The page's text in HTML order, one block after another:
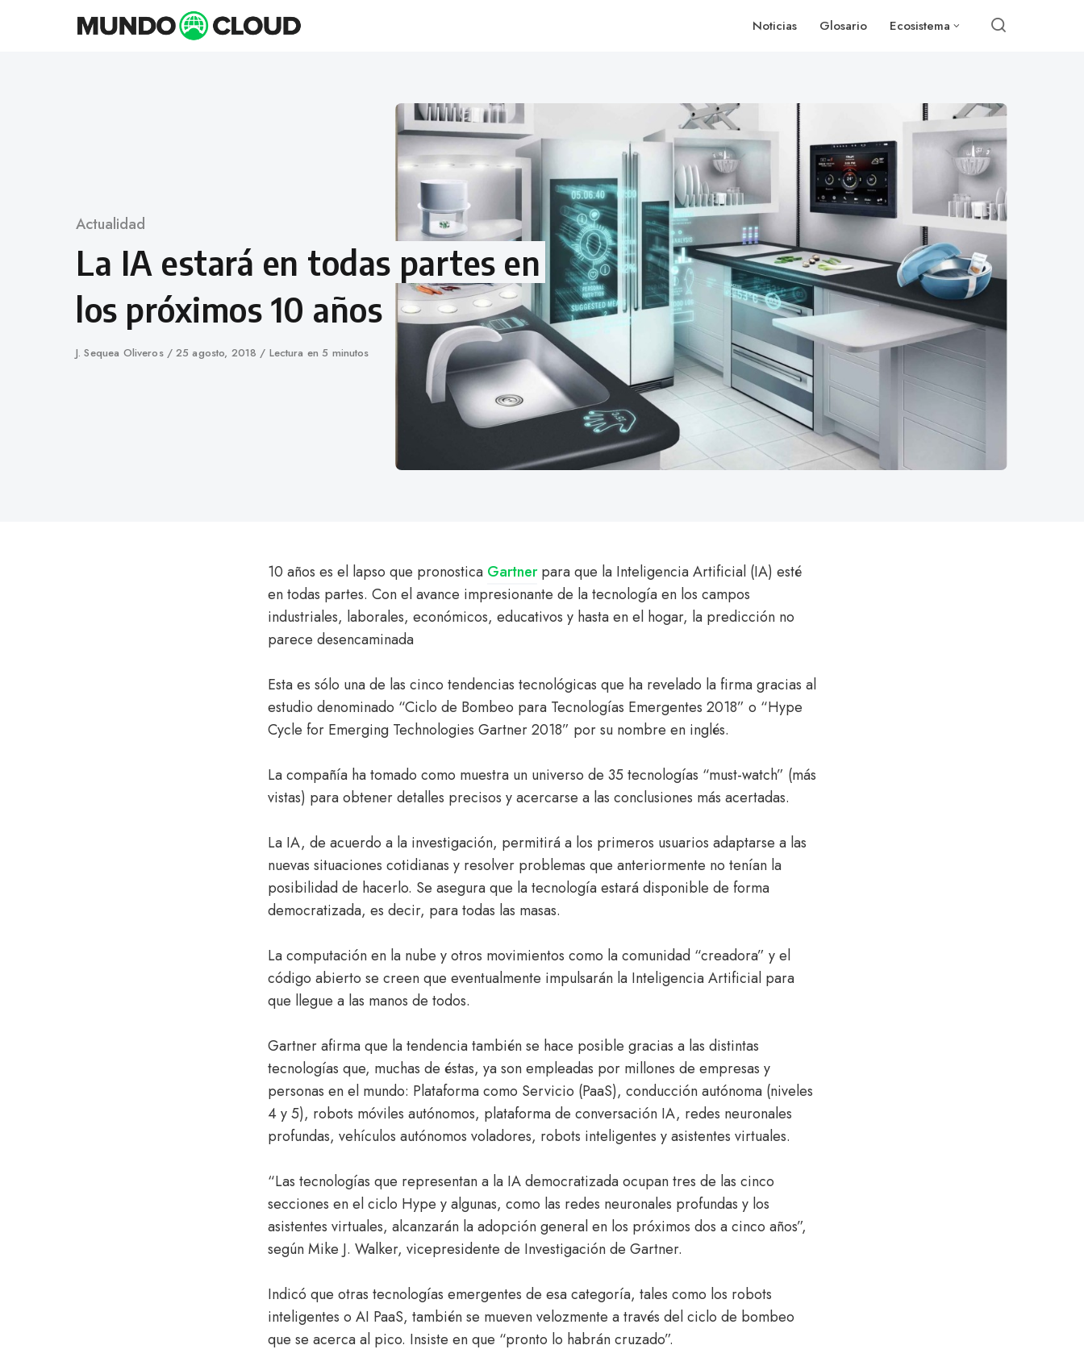
Noticias Glosario Ecosistema
Category
Actualidad
La IA estará en todas partes en
los próximos 10 años
Author
J. Sequea Oliveros
Published
25 agosto, 2018 Lectura en 5 minutos
10 años es el lapso que pronostica Gartnerpara que la Inteligencia Artificial (IA) esté
en todas partes. Con el avance impresionante de la tecnología en los campos
industriales, laborales, económicos, educativos y hasta en el hogar, la predicción no
parece desencaminada
Esta es sólo una de las cinco tendencias tecnológicas que ha revelado la firma gracias al
estudio denominado “Ciclo de Bombeo para Tecnologías Emergentes 2018” o “Hype
Cycle for Emerging Technologies Gartner 2018” por su nombre en inglés.
La compañía ha tomado como muestra un universo de 35 tecnologías “must-watch” (más
vistas) para obtener detalles precisos y acercarse a las conclusiones más acertadas.
La IA, de acuerdo a la investigación, permitirá a los primeros usuarios adaptarse a las
nuevas situaciones cotidianas y resolver problemas que anteriormente no tenían la
posibilidad de hacerlo. Se asegura que la tecnología estará disponible de forma
democratizada, es decir, para todas las masas.
La computación en la nube y otros movimientos como la comunidad “creadora” y el
código abierto se creen que eventualmente impulsarán la Inteligencia Artificial para
que llegue a las manos de todos.
Gartner afirma que la tendencia también se hace posible gracias a las distintas
tecnologías que, muchas de éstas, ya son empleadas por millones de empresas y
personas en el mundo: Plataforma como Servicio (PaaS), conducción autónoma (niveles
4 y 5), robots móviles autónomos, plataforma de conversación IA, redes neuronales
profundas, vehículos autónomos voladores, robots inteligentes y asistentes virtuales.
“Las tecnologías que representan a la IA democratizada ocupan tres de las cinco
secciones en el ciclo Hype y algunas, como las redes neuronales profundas y los
asistentes virtuales, alcanzarán la adopción general en los próximos dos a cinco años”,
según Mike J. Walker, vicepresidente de Investigación de Gartner.
Indicó que otras tecnologías emergentes de esa categoría, tales como los robots
inteligentes o AI PaaS, también se mueven velozmente a través del ciclo de bombeo
que se acerca al pico. Insiste en que “pronto lo habrán cruzado”.